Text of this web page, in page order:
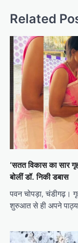
Related
‘सतत विकास का सार गृह
बोलीं डॉ. निकी डबास
पवन चोपड़ा, चंडीगढ़।
शुरुआत से ही अपने